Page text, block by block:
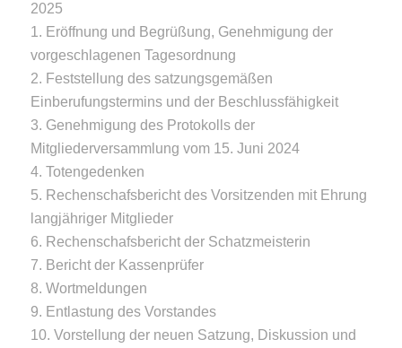
2025
1. Eröffnung und Begrüßung, Genehmigung der
vorgeschlagenen Tagesordnung
2. Feststellung des satzungsgemäßen
Einberufungstermins und der Beschlussfähigkeit
3. Genehmigung des Protokolls der
Mitgliederversammlung vom 15. Juni 2024
4. Totengedenken
5. Rechenschafsbericht des Vorsitzenden mit Ehrung
langjähriger Mitglieder
6. Rechenschafsbericht der Schatzmeisterin
7. Bericht der Kassenprüfer
8. Wortmeldungen
9. Entlastung des Vorstandes
10. Vorstellung der neuen Satzung, Diskussion und